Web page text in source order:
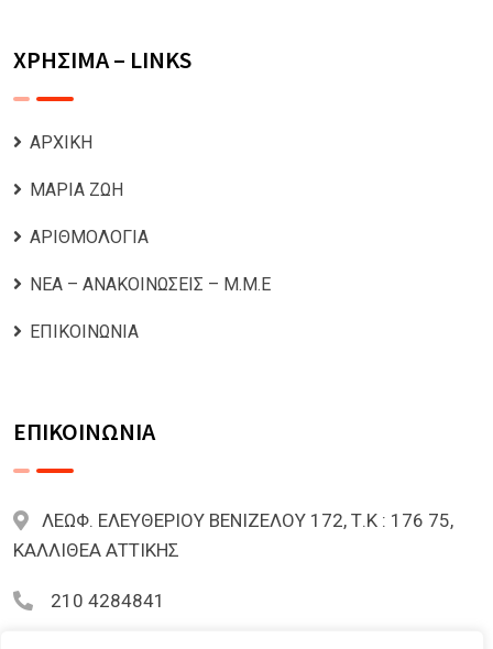
ΧΡΗΣΙΜΑ – LINKS
ΑΡΧΙΚΗ
ΜΑΡΙΑ ΖΩΗ
ΑΡΙΘΜΟΛΟΓΙΑ
ΝΕΑ – ΑΝΑΚΟΙΝΩΣΕΙΣ – Μ.Μ.Ε
ΕΠΙΚΟΙΝΩΝΙΑ
ΕΠΙΚΟΙΝΩΝΙΑ
ΛΕΩΦ. ΕΛΕΥΘΕΡΙΟΥ ΒΕΝΙΖΕΛΟΥ 172, Τ.Κ : 176 75,
ΚΑΛΛΙΘΕΑ ΑΤΤΙΚΗΣ
210 4284841